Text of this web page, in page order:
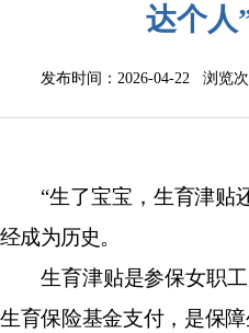
达个人
发布时间：2026-04-22 浏览次
“生了宝宝，生育津贴
经成为历史。
生育津贴是参保女职
生育保险基金支付，是保